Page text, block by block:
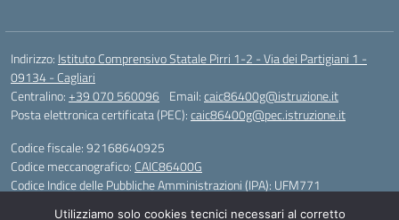
Indirizzo: Istituto Comprensivo Statale Pirri 1-2 - Via dei Partigiani 1 -
09134 - Cagliari
Centralino:+39 070 560096 Email:caic86400g@istruzione.it
Posta elettronica certificata (PEC):caic86400g@pec.istruzione.it
Codice fiscale: 92168640925
Codice meccanografico: CAIC86400G
Codice Indice delle Pubbliche Amministrazioni (IPA): UFM771
Utilizziamo solo cookies tecnici necessari al corretto